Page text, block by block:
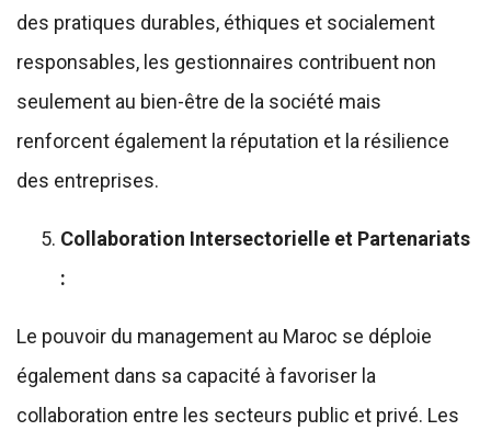
des pratiques durables, éthiques et socialement
responsables, les gestionnaires contribuent non
seulement au bien-être de la société mais
renforcent également la réputation et la résilience
des entreprises.
Collaboration Intersectorielle et Partenariats
:
Le pouvoir du management au Maroc se déploie
également dans sa capacité à favoriser la
collaboration entre les secteurs public et privé. Les